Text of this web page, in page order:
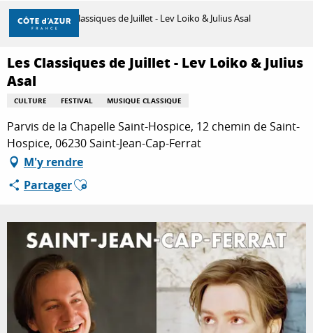
Aller
contenu
principal
DÉCOUVRIR
À FAIRE
SÉJOURNER
Accueil Les Classiques de Juillet - Lev Loiko & Julius Asal
Les Classiques de Juillet - Lev Loiko & Julius
Asal
CULTURE FESTIVAL MUSIQUE CLASSIQUE
Parvis de la Chapelle Saint-Hospice, 12 chemin de Saint-
Hospice, 06230 Saint-Jean-Cap-Ferrat
M'y rendre
PartagerAjouter aux favoris